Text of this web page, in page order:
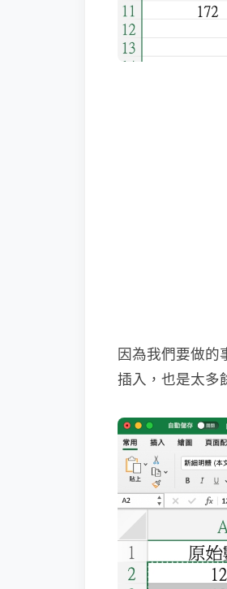
因為我們要做的
插入，也是太多